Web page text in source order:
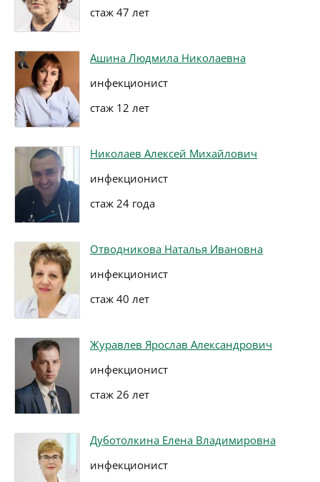
стаж 47 лет
Ашина Людмила Николаевна
инфекционист
стаж 12 лет
Николаев Алексей Михайлович
инфекционист
стаж 24 года
Отводникова Наталья Ивановна
инфекционист
стаж 40 лет
Журавлев Ярослав Александрович
инфекционист
стаж 26 лет
Дуботолкина Елена Владимировна
инфекционист